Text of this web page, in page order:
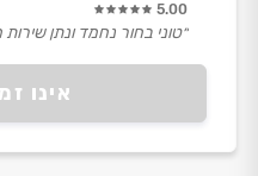
אינו
5.00
״טוני בחור נחמד ונתן שירות